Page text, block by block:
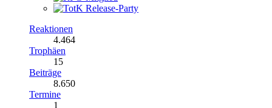
Reaktionen
4.464
Trophäen
15
Beiträge
8.650
Termine
1